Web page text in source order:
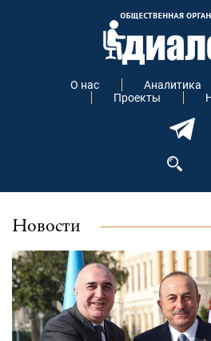
О нас Аналитика
Проекты
Новости